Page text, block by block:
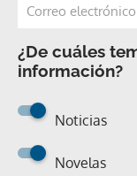
¿De cuáles
información?
Noticias
Novelas